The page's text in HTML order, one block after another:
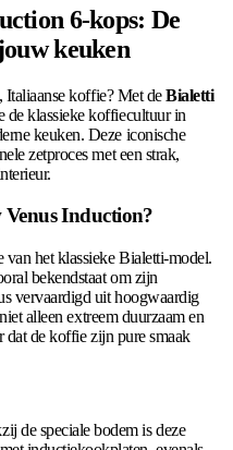
6-kops: De
keuken
Italiaanse koffie? Met deBialetti
de klassieke koffiecultuur in
keuken. Deze iconische
zetproces met een strak,
Induction?
het klassieke Bialetti-model.
bekendstaat om zijn
vervaardigd uit hoogwaardig
alleen extreem duurzaam en
dat de koffie zijn pure smaak
de speciale bodem is deze